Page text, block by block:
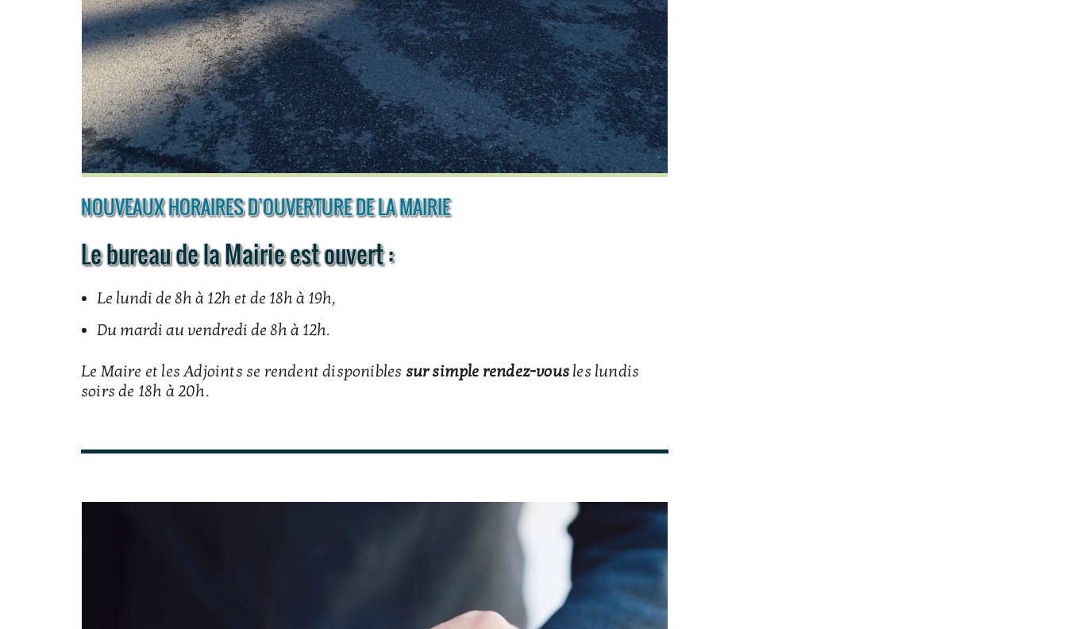
NOUVEAUX HORAIRES D’OUVERTURE DE LA MAIRIE
Le bureau de la Mairie est ouvert :
Le lundi de 8h à 12h et de 18h à 19h,
Du mardi au vendredi de 8h à 12h.
Le Maire et les Adjoints se rendent disponibles sur simple rendez-vous les lundis
soirs de 18h à 20h.